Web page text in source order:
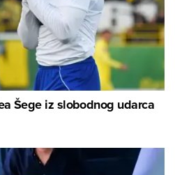
Šege iz slobodnog udarca